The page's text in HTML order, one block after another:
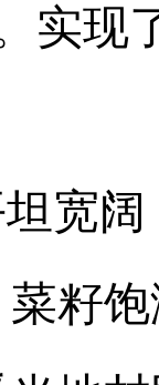
实现
宽
籽